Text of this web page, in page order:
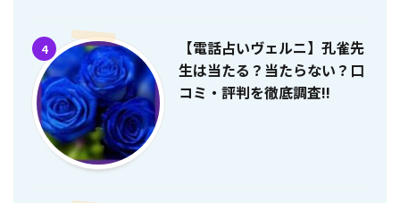
4
【電話占いヴェルニ】孔雀先
生は当たる？当たらない？口
コミ・評判を徹底調査!!